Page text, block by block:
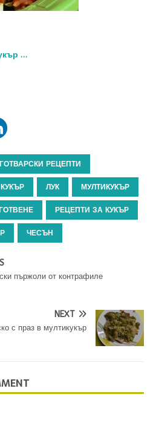
…
ГОТВАРСКИ РЕЦЕПТИ
КУКЪР ЛУК МУЛТИКУКЪР
РЕЦЕПТИ ЗА КУКЪР
ЧЕСЪН
пържоли от контрафиле
NEXT
с праз в мултикукър